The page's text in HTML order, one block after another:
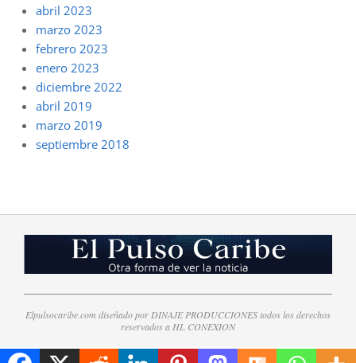
abril 2023
marzo 2023
febrero 2023
enero 2023
diciembre 2022
abril 2019
marzo 2019
septiembre 2018
Elpulsocaribe.com diseñado por DINAJE PRODUCCIONES todos los derechos
reservados a HL CONEXION